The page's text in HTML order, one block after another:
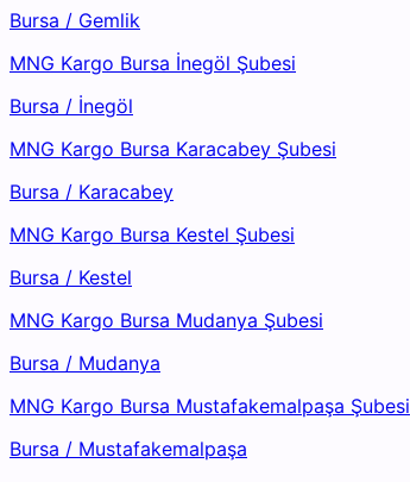
Bursa / Gemlik
MNG Kargo Bursa İnegöl Şubesi
Bursa / İnegöl
MNG Kargo Bursa Karacabey Şubesi
Bursa / Karacabey
MNG Kargo Bursa Kestel Şubesi
Bursa / Kestel
MNG Kargo Bursa Mudanya Şubesi
Bursa / Mudanya
MNG Kargo Bursa Mustafakemalpaşa Şubesi
Bursa / Mustafakemalpaşa